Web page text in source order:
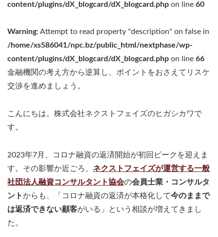
content/plugins/dX_blogcard/dX_blogcard.php on line 60
Warning: Attempt to read property "description" on false in
/home/xs586041/npc.bz/public_html/nextphase/wp-
content/plugins/dX_blogcard/dX_blogcard.php on line 66
金融機関の考え方から逆算し、ポイントをおさえてリスケ
交渉を進めましょう。
こんにちは。株式会社ネクストフェイズのヒガシカワで
す。
2023年7月、コロナ融資の返済開始が初回ピークを迎えま
す。その影響か近ごろ、 ネクストフェイズが運営する一般
社団法人融資コンサルタント協会の会員士業・コンサルタ
ントからも、「コロナ融資の返済が本格化して今のままで
は返済できない顧客がいる」という相談が増えてきまし
た。